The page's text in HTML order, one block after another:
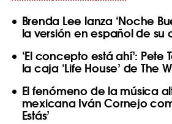
Brenda Lee lanza ‘Noche
la versión en español de
‘El concepto está ahí’: Pete
la caja ‘Life House’ de The
El fenómeno de la música
mexicana Iván Cornejo
Estás’